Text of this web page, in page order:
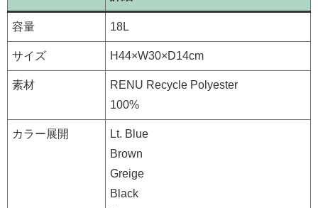
容量 18L
サイズ H44×W30×D14cm
素材
RENU Recycle Polyester
100%
カラー展開
Lt. Blue
Brown
Greige
Black